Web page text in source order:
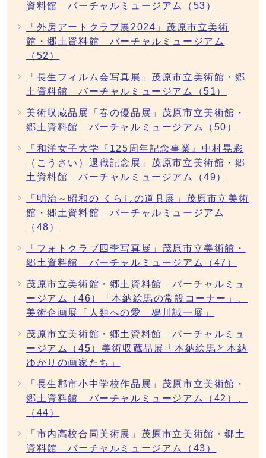
資料館 バーチャルミュージアム（53）
「外房アートクラブ展2024」茂原市立美術
館・郷土資料館 バーチャルミュージアム
（52）
「長生フィルム会写真展」茂原市立美術館・郷
土資料館 バーチャルミュージアム（51）
美術収蔵品展「春の優品展」茂原市立美術館・
郷土資料館 バーチャルミュージアム（50）
「和洋女子大学『125周年記念事業』中村晃彩
（こうさい）退職記念展」茂原市立美術館・郷
土資料館 バーチャルミュージアム（49）
「明治～昭和の くらしの道具展」茂原市立美術
館・郷土資料館 バーチャルミュージアム
（48）
「フォトクラブ四季写真展」茂原市立美術館・
郷土資料館 バーチャルミュージアム（47）
茂原市立美術館・郷土資料館 バーチャルミュ
ージアム（46）「本納絵馬の常設コーナー」、
美術企画展「人類への愛 鳰川誠一展」
茂原市立美術館・郷土資料館 バーチャルミュ
ージアム（45）美術収蔵品展「本納絵馬と本納
ゆかりの画家たち」
「長生郡市小中学校作品展」茂原市立美術館・
郷土資料館 バーチャルミュージアム（42）、
（44）
「市内高校合同美術展」茂原市立美術館・郷土
資料館 バーチャルミュージアム（43）